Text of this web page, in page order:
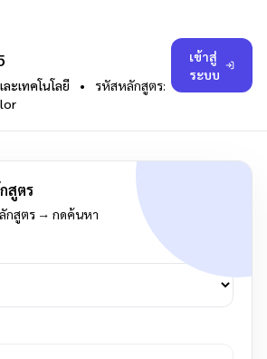
ะเทคโนโลยี •
รหัสหลักสูตร:
เข้าสู่
ระบบ
สูตร
กสูตร → กดค้นหา